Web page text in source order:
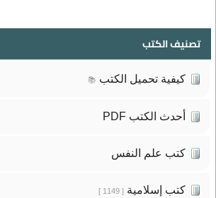
تصنيف الكتب
كيفية تحميل الكتب 📚
أحدث الكتب PDF
كتب علم النفس
كتب إسلامية[ 1149 ]